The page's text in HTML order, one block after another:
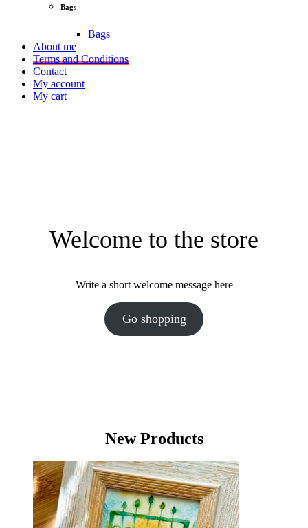
Bags
Bags
About me
Terms and Conditions
Contact
My account
My cart
Welcome to the store
Write a short welcome message here
Go shopping
New Products